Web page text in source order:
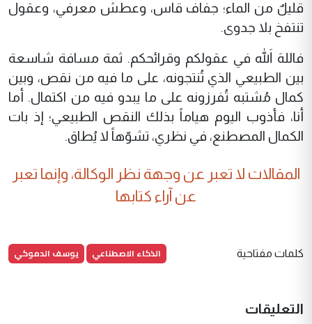
قليلٌ من الماء؛ جفاف قاس، وعطش معرفي، وعقول
تنتفخ بلا جدوى.
فاللهَ اللهَ في عقولكم وقرائحكم. ثمة مسافة شاسعة
بين الطبيعي الذي تُنتجونه، على ما فيه من نقص، وبين
كمال مُشتبه تُفرزونه على ما يبدو فيه من اكتمال. أما
أنا، فأذوب اليوم هياماً بذلك النقص الطبيعي؛ إذ بات
الكمال المصطنع، في نظري، تشوّهاً لا يُطاق.
المقالات لا تعبر عن وجهة نظر الوكالة، وإنما تعبر
عن آراء كتابها
كلمات مفتاحية الذكاء الاصطناعي يوسف الدموكي
التعليقات